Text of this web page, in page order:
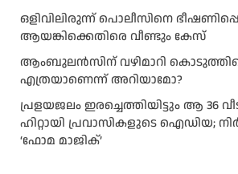
ഒളിവിലിരുന്ന് പൊലീസിനെ
ആയങ്കിക്കെതിരെ വീണ്ടും കേസ്
ആംബുലന്‍സിന് വഴിമാറി
എത്രയാണെന്ന് അറിയാമോ?
പ്രളയജലം ഇരച്ചെത്തിയിട്ടും ആ 36
ഹിറ്റായി പ്രവാസികളുടെ ഐഡിയ;
‘ഫോമ മാജിക്’